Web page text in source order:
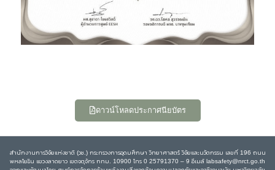
ดาวน์โหลดประกาศนียบัตร
สำนักงานการวิจัยแห่งชาติ (วช.) กระทรวงการอุดมศึกษา วิทยาศาสตร์ วิจัยและนวัตกรรม เลขที่ 196 ถนน
พหลโยธิน แขวงลาดยาว เขตจตุจักร กทม. 10900 โทร 0 25791370 – 9 อีเมล์ labsafety@nrct.go.th